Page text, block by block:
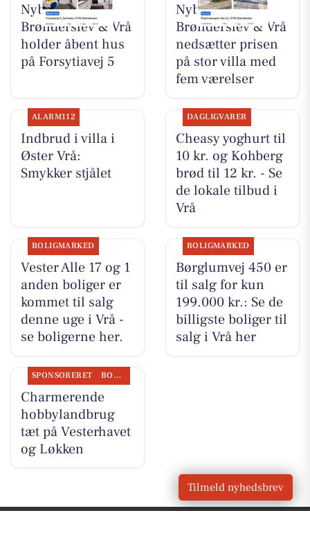
Nybolig
Brønderslev & Vrå
holder åbent hus
på Forsytiavej 5
Nybolig
Brønderslev & Vrå
nedsætter prisen
på stor villa med
fem værelser
ALARM112
Indbrud i villa i
Øster Vrå:
Smykker stjålet
DAGLIGVARER
Cheasy yoghurt til
10 kr. og Kohberg
brød til 12 kr. - Se
de lokale tilbud i
Vrå
BOLIGMARKED
Vester Alle 17 og 1
anden boliger er
kommet til salg
denne uge i Vrå -
se boligerne her.
BOLIGMARKED
Børglumvej 450 er
til salg for kun
199.000 kr.: Se de
billigste boliger til
salg i Vrå her
SPONSORERET BOLIGMARKED
Charmerende
hobbylandbrug
tæt på Vesterhavet
og Løkken
Tilmeld nyhedsbrev